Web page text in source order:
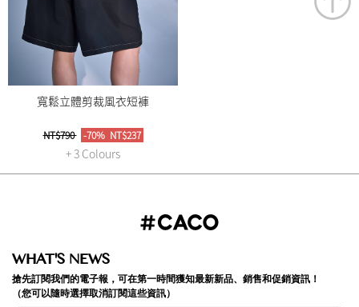
寬鬆立體剪裁風衣短褲
NT$790 -70% NT$237
+ 3 Colours
WHAT'S NEWS
搶先訂閱我們的電子報，可在第一時間獲知最新新品、銷售和促銷資訊！
（您可以隨時選擇取消訂閱這些資訊）